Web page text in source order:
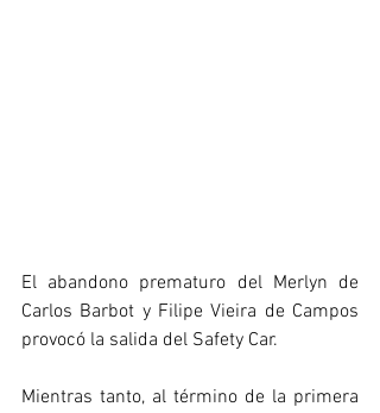
El abandono prematuro del Merlyn de
Carlos Barbot y Filipe Vieira de Campos
provocó la salida del Safety Car.
Mientras tanto, al término de la primera